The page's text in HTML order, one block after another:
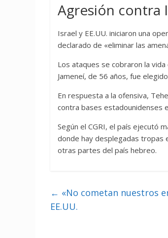
Agresión contra
Israel y EE.UU. iniciaron una
declarado de «eliminar las
Los ataques se cobraron la
Jameneí, de 56 años, fue
En respuesta a la ofensiva,
contra bases estadounidenses
Según el CGRI, el país ejecutó
donde hay desplegadas tropas
otras partes del país hebreo.
← «No cometan nuestros
EE.UU.